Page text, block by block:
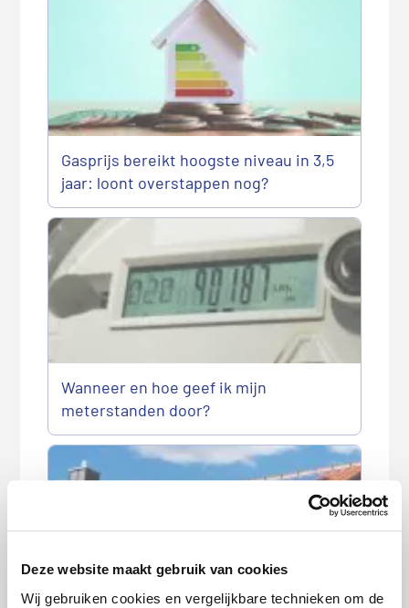
Deze website maakt gebruik van cookies
Wij gebruiken cookies en vergelijkbare technieken om de
Gasprijs bereikt hoogste niveau in 3,5
jaar: loont overstappen nog?
Wanneer en hoe geef ik mijn
meterstanden door?